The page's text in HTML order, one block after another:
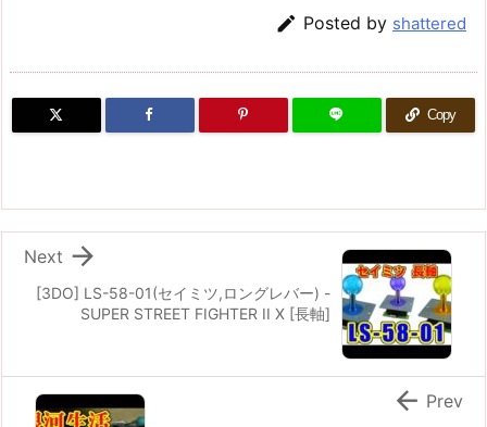
 Posted by shattered
Copy
[3DO] LS-58-01(セイミツ,ロングレバー) -
SUPER STREET FIGHTER II X [長軸]

Next
 Prev